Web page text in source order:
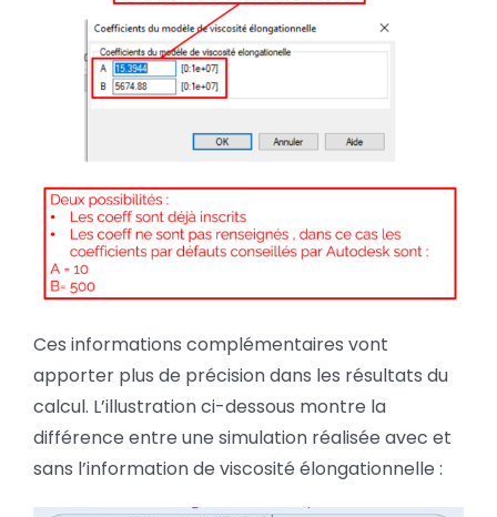
Ces informations complémentaires vont
apporter plus de précision dans les résultats du
calcul. L’illustration ci-dessous montre la
différence entre une simulation réalisée avec et
sans l’information de viscosité élongationnelle :